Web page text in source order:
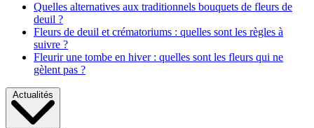
Quelles alternatives aux traditionnels bouquets de fleurs de
deuil ?
Fleurs de deuil et crématoriums : quelles sont les règles à
suivre ?
Fleurir une tombe en hiver : quelles sont les fleurs qui ne
gèlent pas ?
Actualités